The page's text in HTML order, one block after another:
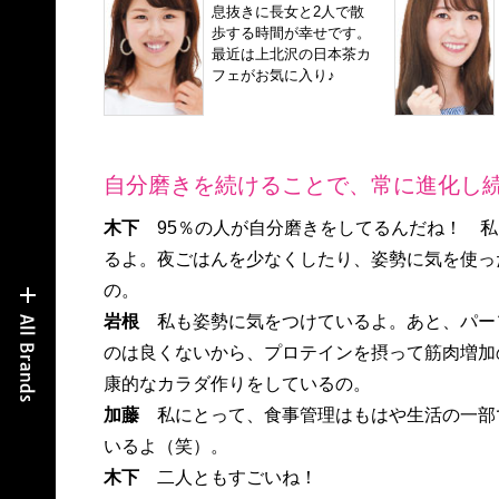
息抜きに長女と2人で散
歩する時間が幸せです。
最近は上北沢の日本茶カ
フェがお気に入り♪
自分磨きを続けることで、常に進化し
木下 95％の人が自分磨きをしてるんだね！
るよ。夜ごはんを少なくしたり、姿勢に気を使
の。
岩根 私も姿勢に気をつけているよ。あと、パ
のは良くないから、プロテインを摂って筋肉増
康的なカラダ作りをしているの。
加藤 私にとって、食事管理はもはや生活の一
いるよ（笑）。
木下
二人ともすごいね！